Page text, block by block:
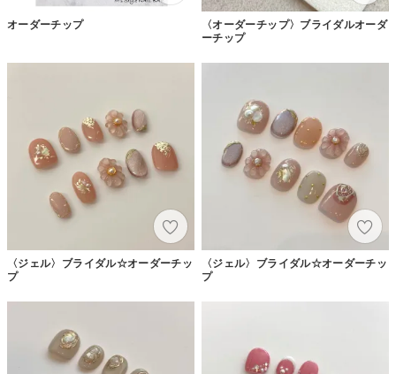
オーダーチップ
〈オーダーチップ〉ブライダルオーダ
ーチップ
〈ジェル〉ブライダル☆オーダーチッ
プ
〈ジェル〉ブライダル☆オーダーチッ
プ